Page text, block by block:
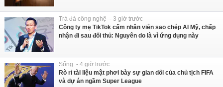
Trà đá công nghệ - 3 giờ trước
Công ty mẹ TikTok cấm nhân viên sao chép AI Mỹ, chấp
nhận đi sau đối thủ: Nguyên do là vì ứng dụng này
Sống - 4 giờ trước
Rò rỉ tài liệu mật phơi bày sự gian dối của chủ tịch FIFA
và dự án ngầm Super League